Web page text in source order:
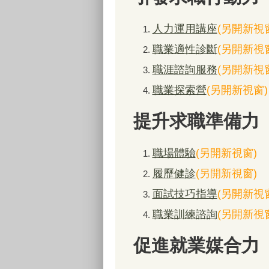
人力運用講座(另開新視
職業適性診斷(另開新視
職涯諮詢服務(另開新視
職業探索營(另開新視窗)
提升求職準備力
職場體驗(另開新視窗)
履歷健診(另開新視窗)
面試技巧指導(另開新視
職業訓練諮詢(另開新視
促進就業媒合力